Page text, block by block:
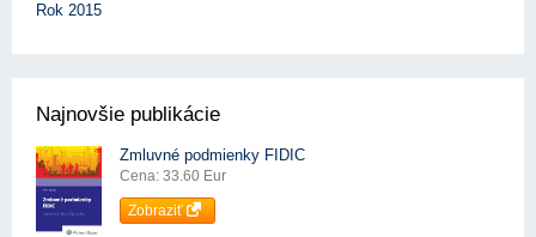
Rok 2015
Najnovšie publikácie
Zmluvné podmienky FIDIC
Cena: 33.60 Eur
Zobraziť